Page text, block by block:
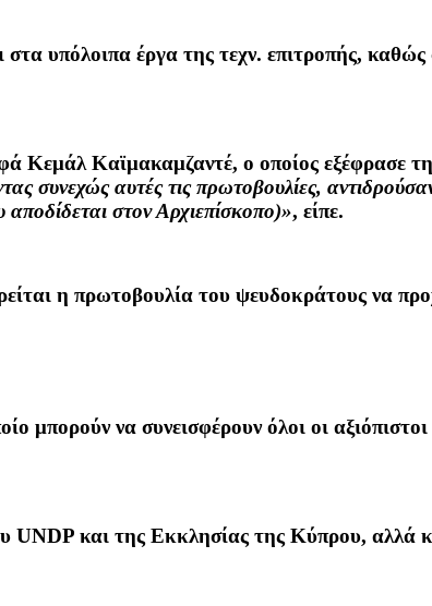
υπόλοιπα έργα της τεχν. επιτροπής,
Καϊμακαμζαντέ, ο οποίος εξέφρασε
συνεχώς αυτές τις πρωτοβουλίες,
στον Αρχιεπίσκοπο)», είπε.
η πρωτοβουλία του ψευδοκράτους να
μπορούν να συνεισφέρουν όλοι οι
και της Εκκλησίας της Κύπρου, αλλά